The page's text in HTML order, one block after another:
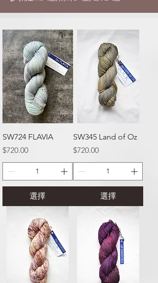
SW724 FLAVIA
價格
$720.00
選擇
SW345 Land of Oz
價格
$720.00
選擇